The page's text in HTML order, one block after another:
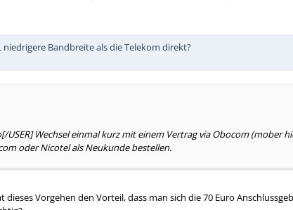
niedrigere Bandbreite als die Telekom direkt?
USER] Wechsel einmal kurz mit einem Vertrag via Obocom
oder Nicotel als Neukunde bestellen.
dieses Vorgehen den Vorteil, dass man sich die 70 Euro